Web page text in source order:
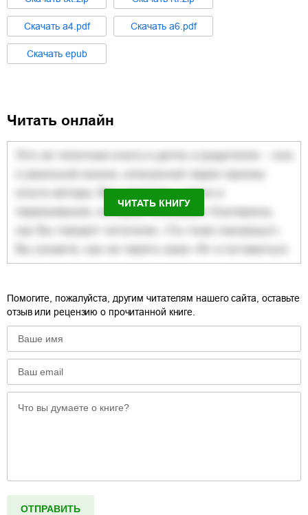
Cкачать a4.pdf Cкачать a6.pdf
Cкачать epub
Читать онлайн
ЧИТАТЬ КНИГУ
Помогите, пожалуйста, другим читателям нашего сайта, оставьте
отзыв или рецензию о прочитанной книге.